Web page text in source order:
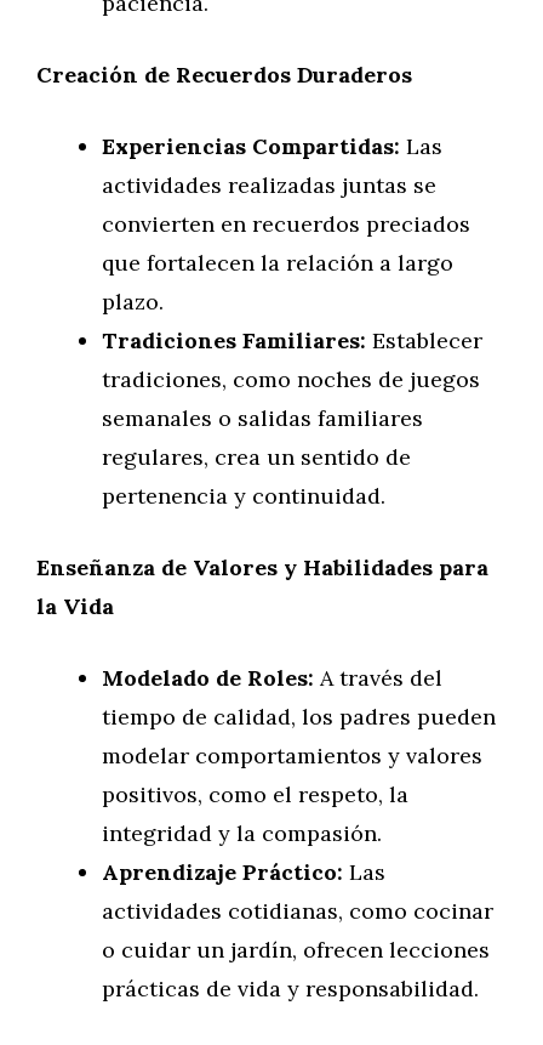
Creación de Recuerdos Duraderos
Experiencias Compartidas: Las
actividades realizadas juntas se
convierten en recuerdos preciados
que fortalecen la relación a largo
plazo.
Tradiciones Familiares: Establecer
tradiciones, como noches de juegos
semanales o salidas familiares
regulares, crea un sentido de
pertenencia y continuidad.
Enseñanza de Valores y Habilidades para
la Vida
Modelado de Roles: A través del
tiempo de calidad, los padres pueden
modelar comportamientos y valores
positivos, como el respeto, la
integridad y la compasión.
Aprendizaje Práctico: Las
actividades cotidianas, como cocinar
o cuidar un jardín, ofrecen lecciones
prácticas de vida y responsabilidad.